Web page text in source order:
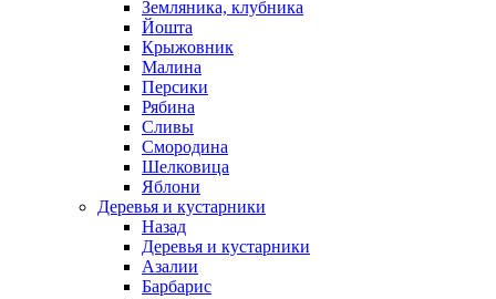
Земляника, клубника
Йошта
Крыжовник
Малина
Персики
Рябина
Сливы
Смородина
Шелковица
Яблони
Деревья и кустарники
Назад
Деревья и кустарники
Азалии
Барбарис